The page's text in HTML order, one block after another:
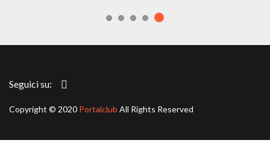
Seguici su:
Copyright © 2020 Portalclub All Rights Reserved